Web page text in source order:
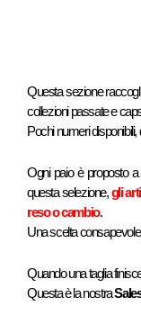
Questa sezione
collezioni passate e
Pochi numeri disponibili,
Ogni paio è proposto
questa selezione,gli
reso o cambio.
Una scelta
Quando una taglia
Questa è la nostra